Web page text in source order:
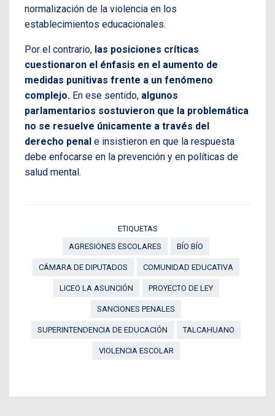
normalización de la violencia en los
establecimientos educacionales.
Por el contrario, las posiciones críticas
cuestionaron el énfasis en el aumento de
medidas punitivas frente a un fenómeno
complejo. En ese sentido, algunos
parlamentarios sostuvieron que la problemática
no se resuelve únicamente a través del
derecho penal e insistieron en que la respuesta
debe enfocarse en la prevención y en políticas de
salud mental.
ETIQUETAS
AGRESIONES ESCOLARES
BÍO BÍO
CÁMARA DE DIPUTADOS COMUNIDAD EDUCATIVA
LICEO LA ASUNCIÓN PROYECTO DE LEY
SANCIONES PENALES
SUPERINTENDENCIA DE EDUCACIÓN TALCAHUANO
VIOLENCIA ESCOLAR